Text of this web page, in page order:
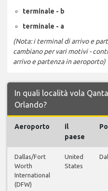
terminale - b
terminale - a
(Nota: i terminal di arrivo e
cambiano per vari motivi -
arrivo e partenza in aeroporto)
In quali località vola
Orlando?
Aeroporto
il
paese
Dallas/Fort
Worth
International
(DFW)
United
States